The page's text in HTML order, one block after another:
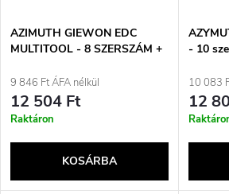
é
s
e
j
a
AZIMUTH GIEWON EDC
MULTITOOL - 8 SZERSZÁM +
9 846 Ft ÁFA nélkül
12 504 Ft
Raktáron
KOSÁRBA
- 10
10 083
12